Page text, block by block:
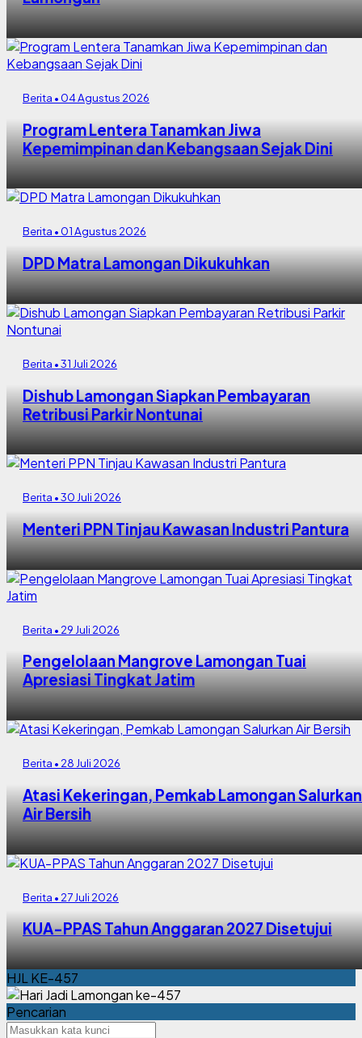
Berita • 04 Agustus 2026
Program Lentera Tanamkan Jiwa
Kepemimpinan dan Kebangsaan Sejak Dini
Berita • 01 Agustus 2026
DPD Matra Lamongan Dikukuhkan
Berita • 31 Juli 2026
Dishub Lamongan Siapkan Pembayaran
Retribusi Parkir Nontunai
Berita • 30 Juli 2026
Menteri PPN Tinjau Kawasan Industri Pantura
Berita • 29 Juli 2026
Pengelolaan Mangrove Lamongan Tuai
Apresiasi Tingkat Jatim
Berita • 28 Juli 2026
Atasi Kekeringan, Pemkab Lamongan Salurkan
Air Bersih
Berita • 27 Juli 2026
KUA-PPAS Tahun Anggaran 2027 Disetujui
HJL KE-457
Pencarian